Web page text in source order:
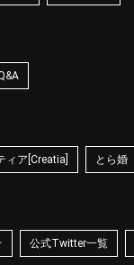
ィア[Creatia] とら婚
公式Twitter一覧